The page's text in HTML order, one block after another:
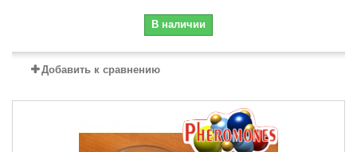
В наличии
Добавить к сравнению